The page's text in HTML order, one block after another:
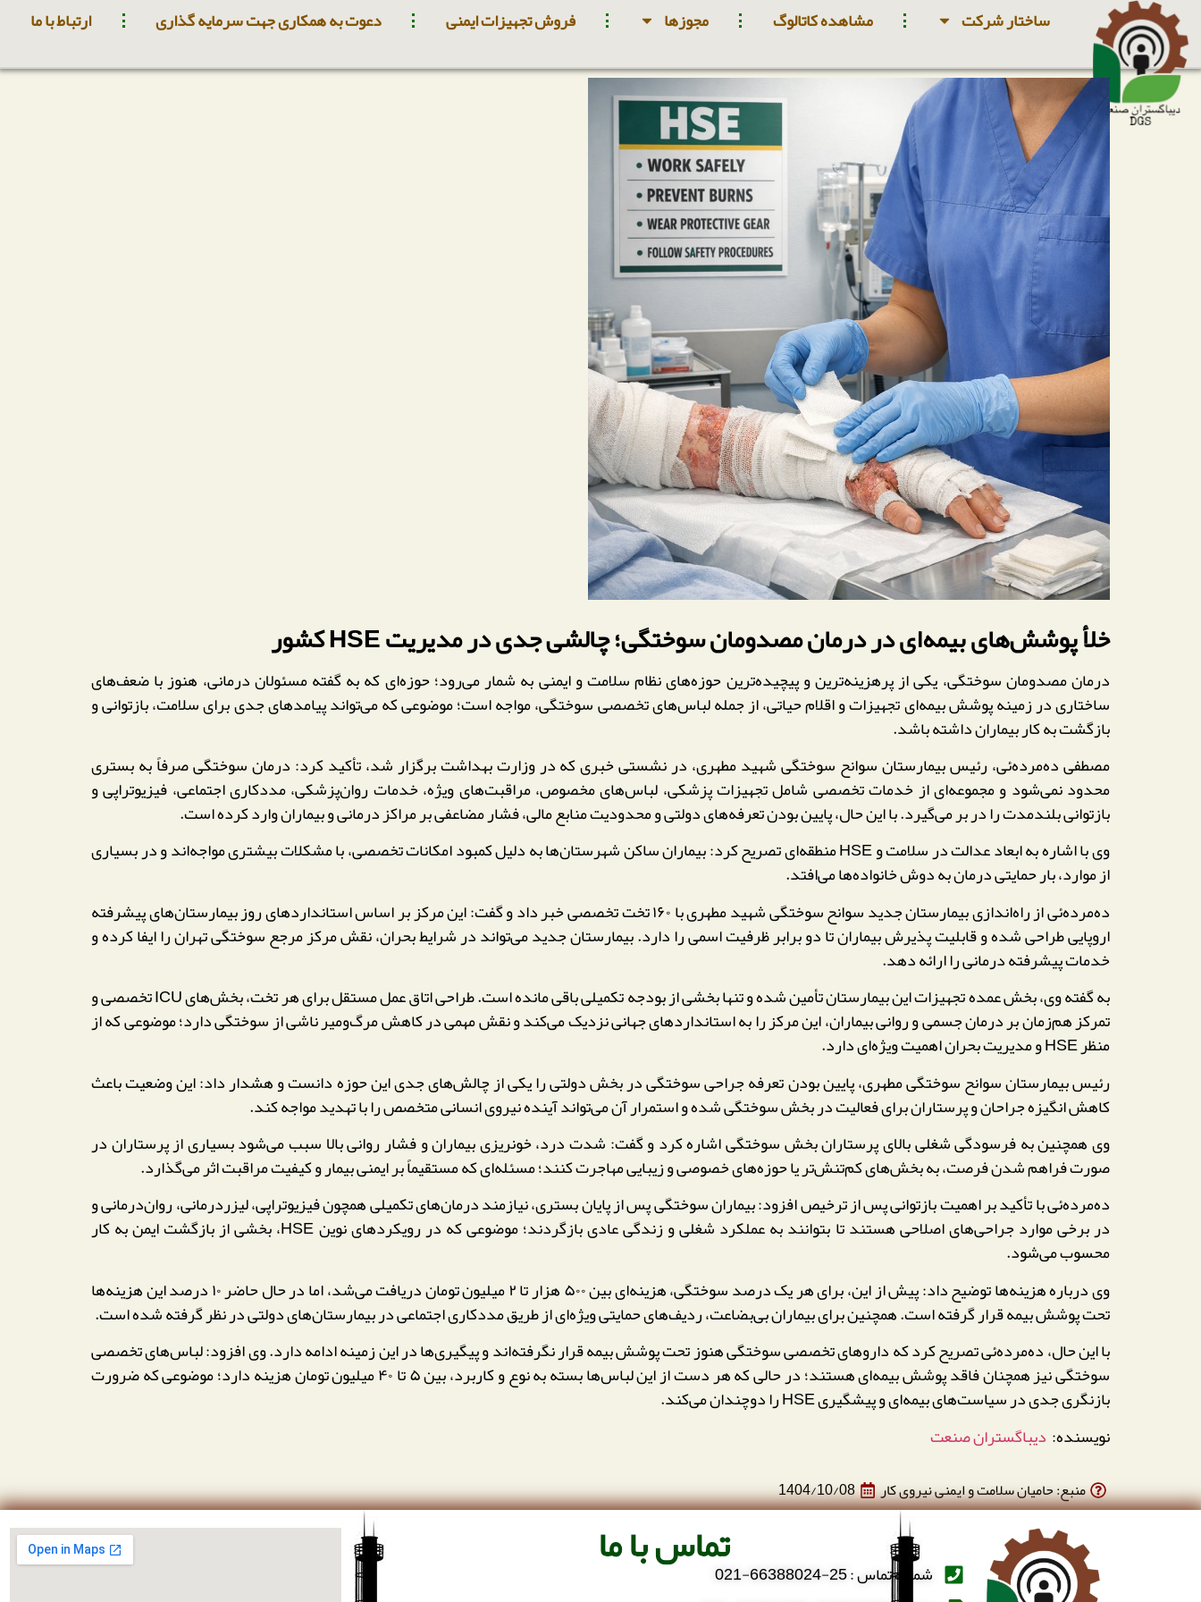
ساختار شرکت مشاهده کاتالوگ مجوزها فروش تجهیزات ایمنی دعوت به همکاری جهت سرمایه گذاری ارتباط با ما
خلأ پوشش‌های بیمه‌ای در درمان مصدومان سوختگی؛ چالشی جدی در مدیریت HSE کشور
درمان مصدومان سوختگی، یکی از پرهزینه‌ترین و پیچیده‌ترین حوزه‌های نظام سلامت و ایمنی به شمار می‌رود؛ حوزه‌ای که به گفته مسئولان درمانی، هنوز با ضعف‌های
ساختاری در زمینه پوشش بیمه‌ای تجهیزات و اقلام حیاتی، از جمله لباس‌های تخصصی سوختگی، مواجه است؛ موضوعی که می‌تواند پیامدهای جدی برای سلامت، بازتوانی و
بازگشت به کار بیماران داشته باشد.
مصطفی ده‌مرده‌ئی، رئیس بیمارستان سوانح سوختگی شهید مطهری، در نشستی خبری که در وزارت بهداشت برگزار شد، تأکید کرد: درمان سوختگی صرفاً به بستری
محدود نمی‌شود و مجموعه‌ای از خدمات تخصصی شامل تجهیزات پزشکی، لباس‌های مخصوص، مراقبت‌های ویژه، خدمات روان‌پزشکی، مددکاری اجتماعی، فیزیوتراپی و
بازتوانی بلندمدت را در بر می‌گیرد. با این حال، پایین بودن تعرفه‌های دولتی و محدودیت منابع مالی، فشار مضاعفی بر مراکز درمانی و بیماران وارد کرده است.
وی با اشاره به ابعاد عدالت در سلامت و HSE منطقه‌ای تصریح کرد: بیماران ساکن شهرستان‌ها به دلیل کمبود امکانات تخصصی، با مشکلات بیشتری مواجه‌اند و در بسیاری
از موارد، بار حمایتی درمان به دوش خانواده‌ها می‌افتد.
ده‌مرده‌ئی از راه‌اندازی بیمارستان جدید سوانح سوختگی شهید مطهری با ۱۶۰ تخت تخصصی خبر داد و گفت: این مرکز بر اساس استانداردهای روز بیمارستان‌های پیشرفته
اروپایی طراحی شده و قابلیت پذیرش بیماران تا دو برابر ظرفیت اسمی را دارد. بیمارستان جدید می‌تواند در شرایط بحران، نقش مرکز مرجع سوختگی تهران را ایفا کرده و
خدمات پیشرفته درمانی را ارائه دهد.
به گفته وی، بخش عمده تجهیزات این بیمارستان تأمین شده و تنها بخشی از بودجه تکمیلی باقی مانده است. طراحی اتاق عمل مستقل برای هر تخت، بخش‌های ICU تخصصی و
تمرکز هم‌زمان بر درمان جسمی و روانی بیماران، این مرکز را به استانداردهای جهانی نزدیک می‌کند و نقش مهمی در کاهش مرگ‌ومیر ناشی از سوختگی دارد؛ موضوعی که از
منظر HSE و مدیریت بحران اهمیت ویژه‌ای دارد.
رئیس بیمارستان سوانح سوختگی مطهری، پایین بودن تعرفه جراحی سوختگی در بخش دولتی را یکی از چالش‌های جدی این حوزه دانست و هشدار داد: این وضعیت باعث
کاهش انگیزه جراحان و پرستاران برای فعالیت در بخش سوختگی شده و استمرار آن می‌تواند آینده نیروی انسانی متخصص را با تهدید مواجه کند.
وی همچنین به فرسودگی شغلی بالای پرستاران بخش سوختگی اشاره کرد و گفت: شدت درد، خونریزی بیماران و فشار روانی بالا سبب می‌شود بسیاری از پرستاران در
صورت فراهم شدن فرصت، به بخش‌های کم‌تنش‌تر یا حوزه‌های خصوصی و زیبایی مهاجرت کنند؛ مسئله‌ای که مستقیماً بر ایمنی بیمار و کیفیت مراقبت اثر می‌گذارد.
ده‌مرده‌ئی با تأکید بر اهمیت بازتوانی پس از ترخیص افزود: بیماران سوختگی پس از پایان بستری، نیازمند درمان‌های تکمیلی همچون فیزیوتراپی، لیزردرمانی، روان‌درمانی و
در برخی موارد جراحی‌های اصلاحی هستند تا بتوانند به عملکرد شغلی و زندگی عادی بازگردند؛ موضوعی که در رویکردهای نوین HSE، بخشی از بازگشت ایمن به کار
محسوب می‌شود.
وی درباره هزینه‌ها توضیح داد: پیش از این، برای هر یک درصد سوختگی، هزینه‌ای بین ۵۰۰ هزار تا ۲ میلیون تومان دریافت می‌شد، اما در حال حاضر ۱۰ درصد این هزینه‌ها
تحت پوشش بیمه قرار گرفته است. همچنین برای بیماران بی‌بضاعت، ردیف‌های حمایتی ویژه‌ای از طریق مددکاری اجتماعی در بیمارستان‌های دولتی در نظر گرفته شده است.
با این حال، ده‌مرده‌ئی تصریح کرد که داروهای تخصصی سوختگی هنوز تحت پوشش بیمه قرار نگرفته‌اند و پیگیری‌ها در این زمینه ادامه دارد. وی افزود: لباس‌های تخصصی
سوختگی نیز همچنان فاقد پوشش بیمه‌ای هستند؛ در حالی که هر دست از این لباس‌ها بسته به نوع و کاربرد، بین ۵ تا ۴۰ میلیون تومان هزینه دارد؛ موضوعی که ضرورت
بازنگری جدی در سیاست‌های بیمه‌ای و پیشگیری HSE را دوچندان می‌کند.
نویسنده: دیباگستران صنعت
منبع: حامیان سلامت و ایمنی نیروی کار 1404/10/08
تماس با ما
شماره تماس : 25-66388024-021